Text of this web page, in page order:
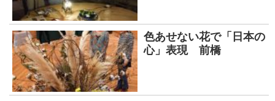
色あせない花で「日本の
心」表現 前橋